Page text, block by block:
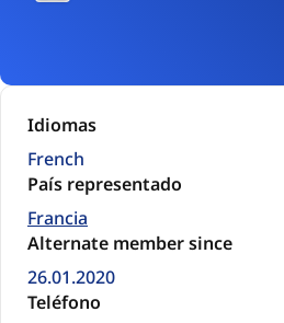
Idiomas
French
País representado
Francia
Alternate member since
26.01.2020
Teléfono